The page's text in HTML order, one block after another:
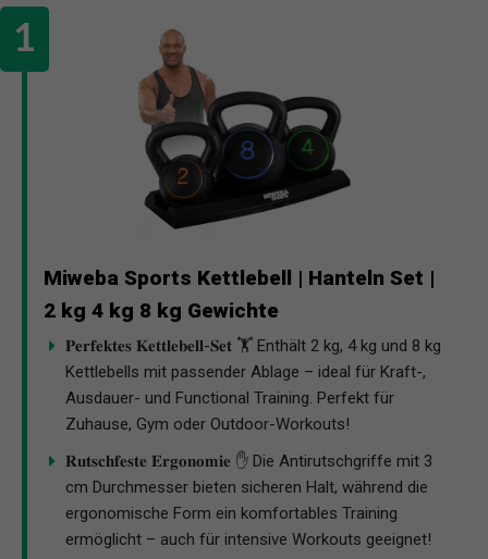
Miweba Sports Kettlebell | Hanteln Set |
2 kg 4 kg 8 kg Gewichte
𝐏𝐞𝐫𝐟𝐞𝐤𝐭𝐞𝐬 𝐊𝐞𝐭𝐭𝐥𝐞𝐛𝐞𝐥𝐥-𝐒𝐞𝐭 🏋️ Enthält 2 kg, 4 kg und 8 kg
Kettlebells mit passender Ablage – ideal für Kraft-,
Ausdauer- und Functional Training. Perfekt für
Zuhause, Gym oder Outdoor-Workouts!
𝐑𝐮𝐭𝐬𝐜𝐡𝐟𝐞𝐬𝐭𝐞 𝐄𝐫𝐠𝐨𝐧𝐨𝐦𝐢𝐞 ✋ Die Antirutschgriffe mit 3
cm Durchmesser bieten sicheren Halt, während die
ergonomische Form ein komfortables Training
ermöglicht – auch für intensive Workouts geeignet!